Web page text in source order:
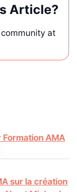
Article?
at
AMA
sur la création